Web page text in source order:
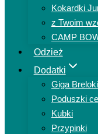
Kokardki
z Twoim
CAMP
Odzież
Dodatki
Giga Breloki
Poduszki
Kubki
Przypinki